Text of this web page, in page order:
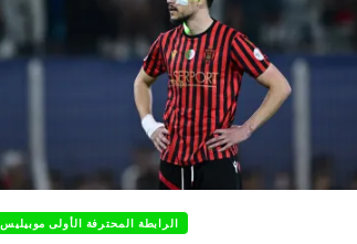
الرابطة المحترفة الأولى موبيليس